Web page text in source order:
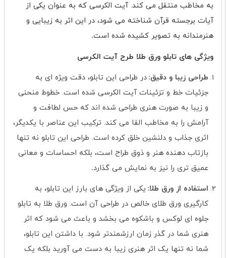
به مخاطب منتقل می کند. آیت الکرسی که به عنوان یکی از
آیات برجسته قرآن شناخته می شود، در این اثر به زیبایی و
هنرمندانه به تصویر کشیده شده است.
ویژگی های تابلو ورق طلا طرح آیت الکرسی
طراحی زیبا و دقیق: در طراحی این تابلو، دقت ویژه ای به
جزئیات خط و تزئینات آیت الکرسی شده است. خطوط منحنی
و زیبا به صورت هنری طراحی شده اند که حس لطافت و
آرامش را به مخاطب القا می کند. ترکیب این عناصر با یکدیگر،
اثری جذاب و دلنشین خلق کرده است. طراحی این تابلو نه تنها
بازتاب دهنده هنر و ذوق طراح است، بلکه احساسات و معانی
عمیق تری را نیز به نمایش می گذارد.
استفاده از ورق طلا: یکی از ویژگی های بارز این تابلو، به
کارگیری ورق طلای خالص در طراحی آن است. ورق طلا به تابلو
جلوه ای لوکس و باشکوه می بخشد و باعث می شود که اثر
هنری شما در گذر زمان ارزشمندتر شود. با داشتن این تابلو،
شما نه تنها یک اثر هنری زیبا به دست می آورید بلکه یک